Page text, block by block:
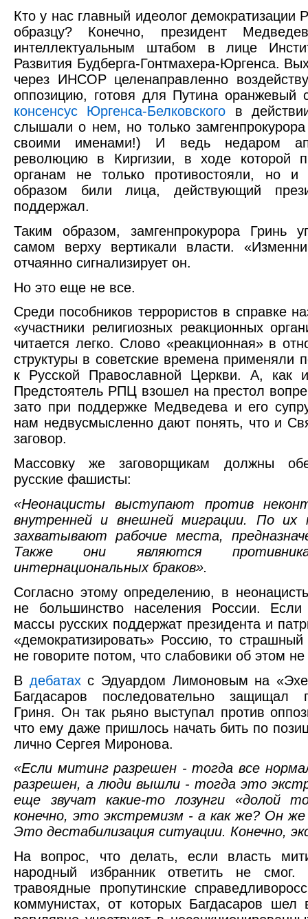
Кто у нас главный идеолог демократизации
образцу? Конечно, президент
интеллектуальным штабом в лице
Развития Будберга-Гонтмахера-Юргенса.
через ИНСОР целенаправленно
оппозицию, готовя для Путина оранжевый
консенсус Юргенса-Белковского в
слышали о нем, но только
своими именами!) И ведь недаром
революцию в Киргизии, в ходе которой
органам не только противостояли, но и
образом били лица, действующий
поддержал.
Таким образом, замгенпрокурора Гринь
самом верху вертикали власти.
отчаянно сигнализирует он.
Но это еще не все.
Среди пособников террористов в справке
«участники религиозных реакционных
читается легко. Слово «реакционная» в
структуры в советские времена применяли
к Русской Православной Церкви. А, как
Предстоятель РПЦ взошел на престол
зато при поддержке Медведева и его
нам недвусмысленно дают понять, что и
заговор.
Массовку же заговорщикам должны
русские фашисты:
«Неонацисты выступают против
внутренней и внешней миграции. По их
захватывают рабочие места,
Также они являются
интернациональных браков».
Согласно этому определению, в
не большинство населения России. Если
массы русских поддержат президента и
«демократизировать» Россию, то
не говорите потом, что слабовики об этом
В дебатахс Эдуардом Лимоновым на «Эхе
Багдасаров последовательно защищал
Гриня. Он так рьяно выступал против
что ему даже пришлось начать бить по
лично Сергея Миронова.
«Если митинг разрешен - тогда все
разрешен, а люди вышли - тогда это
еще звучат какие-то лозунги «долой
конечно, это экстремизм - а как же? Он же
Это дестабилизация ситуации. Конечно,
На вопрос, что делать, если власть
народный избранник ответить не
травоядные пропутинские
коммунистах, от которых Багдасаров